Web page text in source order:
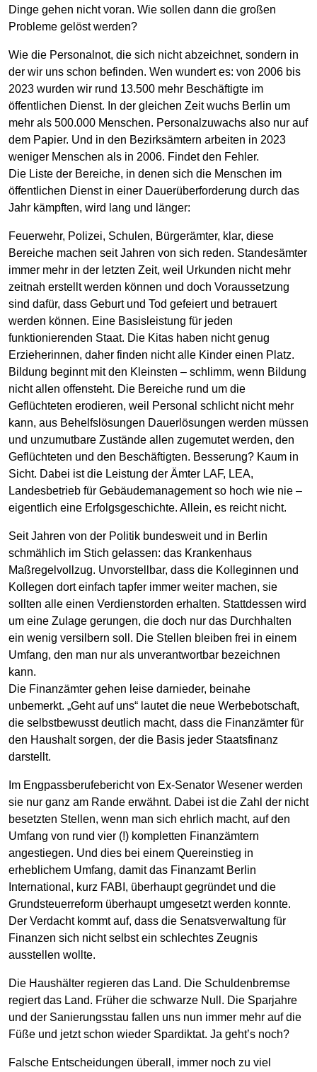
Dinge gehen nicht voran. Wie sollen dann die großen
Probleme gelöst werden?
Wie die Personalnot, die sich nicht abzeichnet, sondern in
der wir uns schon befinden. Wen wundert es: von 2006 bis
2023 wurden wir rund 13.500 mehr Beschäftigte im
öffentlichen Dienst. In der gleichen Zeit wuchs Berlin um
mehr als 500.000 Menschen. Personalzuwachs also nur auf
dem Papier. Und in den Bezirksämtern arbeiten in 2023
weniger Menschen als in 2006. Findet den Fehler.
Die Liste der Bereiche, in denen sich die Menschen im
öffentlichen Dienst in einer Dauerüberforderung durch das
Jahr kämpften, wird lang und länger:
Feuerwehr, Polizei, Schulen, Bürgerämter, klar, diese
Bereiche machen seit Jahren von sich reden. Standesämter
immer mehr in der letzten Zeit, weil Urkunden nicht mehr
zeitnah erstellt werden können und doch Voraussetzung
sind dafür, dass Geburt und Tod gefeiert und betrauert
werden können. Eine Basisleistung für jeden
funktionierenden Staat. Die Kitas haben nicht genug
Erzieherinnen, daher finden nicht alle Kinder einen Platz.
Bildung beginnt mit den Kleinsten – schlimm, wenn Bildung
nicht allen offensteht. Die Bereiche rund um die
Geflüchteten erodieren, weil Personal schlicht nicht mehr
kann, aus Behelfslösungen Dauerlösungen werden müssen
und unzumutbare Zustände allen zugemutet werden, den
Geflüchteten und den Beschäftigten. Besserung? Kaum in
Sicht. Dabei ist die Leistung der Ämter LAF, LEA,
Landesbetrieb für Gebäudemanagement so hoch wie nie –
eigentlich eine Erfolgsgeschichte. Allein, es reicht nicht.
Seit Jahren von der Politik bundesweit und in Berlin
schmählich im Stich gelassen: das Krankenhaus
Maßregelvollzug. Unvorstellbar, dass die Kolleginnen und
Kollegen dort einfach tapfer immer weiter machen, sie
sollten alle einen Verdienstorden erhalten. Stattdessen wird
um eine Zulage gerungen, die doch nur das Durchhalten
ein wenig versilbern soll. Die Stellen bleiben frei in einem
Umfang, den man nur als unverantwortbar bezeichnen
kann.
Die Finanzämter gehen leise darnieder, beinahe
unbemerkt. „Geht auf uns“ lautet die neue Werbebotschaft,
die selbstbewusst deutlich macht, dass die Finanzämter für
den Haushalt sorgen, der die Basis jeder Staatsfinanz
darstellt.
Im Engpassberufebericht von Ex-Senator Wesener werden
sie nur ganz am Rande erwähnt. Dabei ist die Zahl der nicht
besetzten Stellen, wenn man sich ehrlich macht, auf den
Umfang von rund vier (!) kompletten Finanzämtern
angestiegen. Und dies bei einem Quereinstieg in
erheblichem Umfang, damit das Finanzamt Berlin
International, kurz FABI, überhaupt gegründet und die
Grundsteuerreform überhaupt umgesetzt werden konnte.
Der Verdacht kommt auf, dass die Senatsverwaltung für
Finanzen sich nicht selbst ein schlechtes Zeugnis
ausstellen wollte.
Die Haushälter regieren das Land. Die Schuldenbremse
regiert das Land. Früher die schwarze Null. Die Sparjahre
und der Sanierungsstau fallen uns nun immer mehr auf die
Füße und jetzt schon wieder Spardiktat. Ja geht’s noch?
Falsche Entscheidungen überall, immer noch zu viel